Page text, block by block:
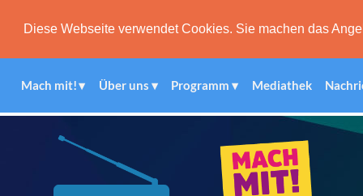
Diese Webseite verwendet Cookies. Sie machen das
Mach mit! Über uns Programm Mediathek